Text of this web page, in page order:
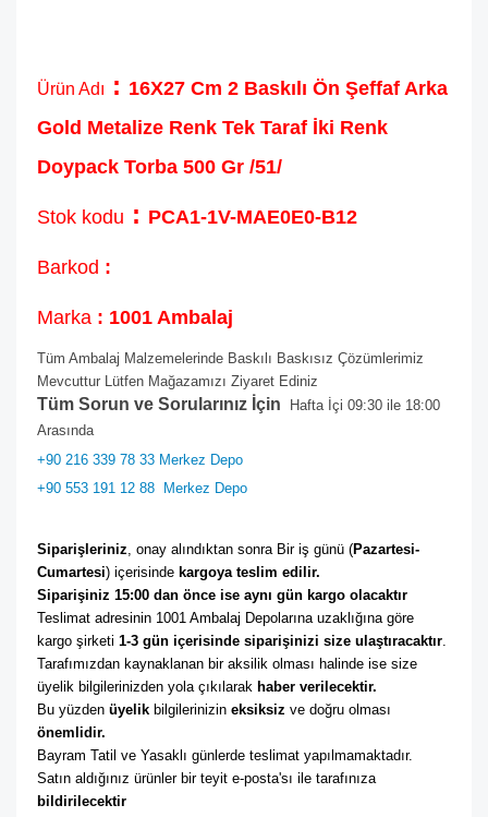
Ürün Adı : 16X27 Cm 2 Baskılı Ön Şeffaf Arka
Gold Metalize Renk Tek Taraf İki Renk
Doypack Torba 500 Gr /51/
Stok kodu : PCA1-1V-MAE0E0-B12
Barkod :
Marka : 1001 Ambalaj
Tüm Ambalaj Malzemelerinde Baskılı Baskısız Çözümlerimiz
Mevcuttur Lütfen Mağazamızı Ziyaret Ediniz
Tüm Sorun ve Sorularınız İçin Hafta İçi 09:30 ile 18:00
Arasında
+90 216 339 78 33 Merkez Depo
+90 553 191 12 88 Merkez Depo
Siparişleriniz, onay alındıktan sonra Bir iş günü (Pazartesi-
Cumartesi) içerisinde kargoya teslim edilir.
Siparişiniz 15:00 dan önce ise aynı gün kargo olacaktır
Teslimat adresinin 1001 Ambalaj Depolarına uzaklığına göre
kargo şirketi 1-3 gün içerisinde siparişinizi size ulaştıracaktır.
Tarafımızdan kaynaklanan bir aksilik olması halinde ise size
üyelik bilgilerinizden yola çıkılarak haber verilecektir.
Bu yüzden üyelik bilgilerinizin eksiksiz
önemlidir.
Bayram Tatil ve Yasaklı günlerde teslimat yapılmamaktadır.
Satın aldığınız ürünler bir teyit e-posta'sı ile tarafınıza
bildirilecektir